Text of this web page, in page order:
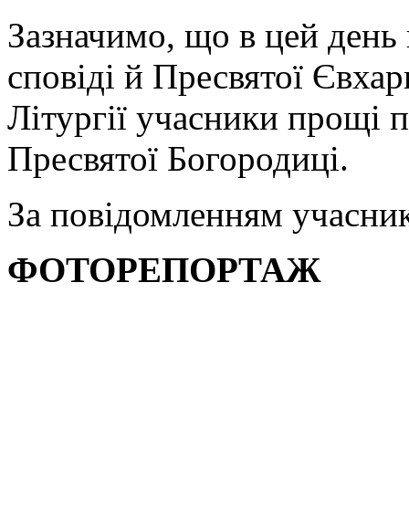
Зазначимо, що в цей
сповіді й Пресвятої
Літургії учасники прощі
Пресвятої Богородиці.
За повідомленням
ФОТОРЕПОРТАЖ